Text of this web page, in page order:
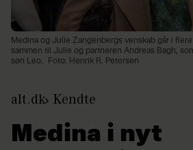
Medina og Julie Zangenbergs venskab går i
sammen til Julie og partneren Andreas Bagh,
søn Leo.
Foto: Henrik R. Petersen
alt.dk Kendte
Medina i nyt